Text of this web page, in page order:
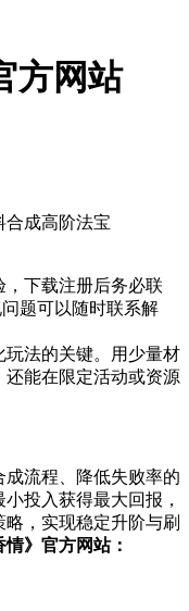
合成高阶法宝
下载注册后务必联
题可以随时联系解
法的关键。用少量材
能在限定活动或资源
流程、降低失败率的
投入获得最大回报，
，实现稳定升阶与刷
》官方网站：